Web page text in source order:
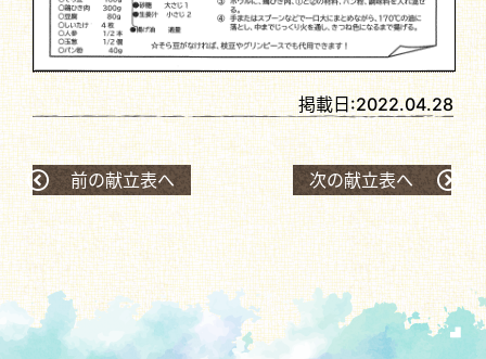
掲載日:2022.04.28
前の献立表へ 次の献立表へ